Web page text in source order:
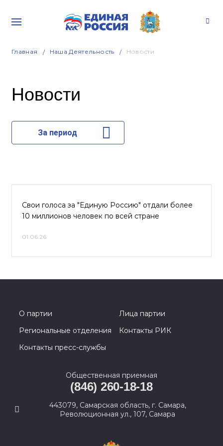
Главная Наша Деятельность Новости
Новости
За период
Свои голоса за "Единую Россию" отдали более
10 миллионов человек по всей стране
01.06.26
О партии
Лица партии
Региональные отделения
Контакты РИК
Контакты пресс-службы
Общественная приемная
(846) 260-18-18
443079, Самарская область, г. Самара,
Революционная ул., 107, Самара